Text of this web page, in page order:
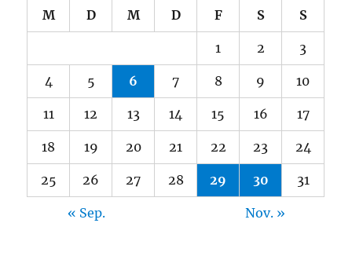
M D M D F S S
1 2 3
4 5 6 7 8 9 10
11 12 13 14 15 16 17
18 19 20 21 22 23 24
25 26 27 28 29 30 31
« Sep. Nov. »